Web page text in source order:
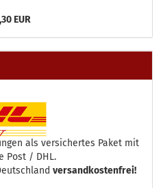
EUR
als versichertes Paket mit
Post / DHL.
versandkostenfrei!